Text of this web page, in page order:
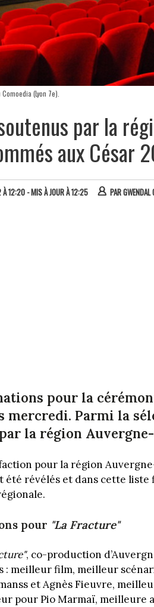
(Lyon 7e).
par la
aux César
À 12:20- MIS À JOUR À 12:25 PARGWENDAL
pour la
mercredi. Parmi la
la région
pour la région
été révélés et dans cette
pour "La Fracture"
, co-production
: meilleur film, meilleur
et Agnès Fieuvre,
pour Pio Marmaï, meilleure